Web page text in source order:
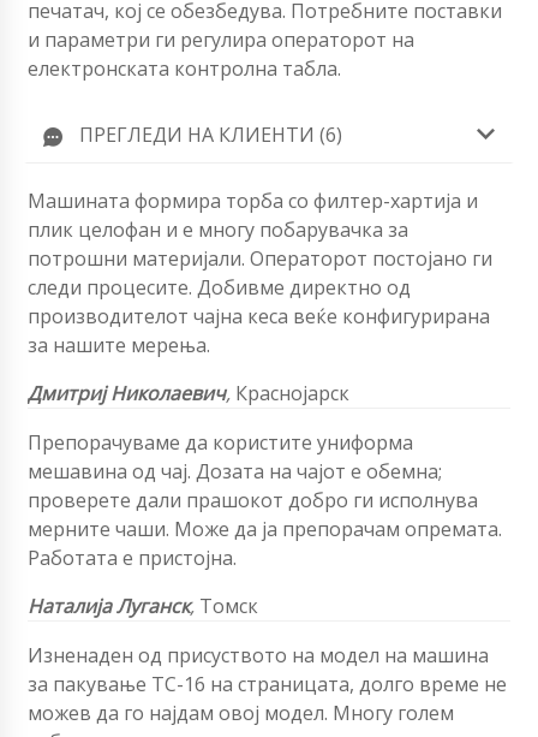
печатач, кој се обезбедува. Потребните поставки
и параметри ги регулира операторот на
електронската контролна табла.
ПРЕГЛЕДИ НА КЛИЕНТИ (6)
Машината формира торба со филтер-хартија и
плик целофан и е многу побарувачка за
потрошни материјали. Операторот постојано ги
следи процесите. Добивме директно од
производителот чајна кеса веќе конфигурирана
за нашите мерења.
Дмитриј Николаевич, Краснојарск
Препорачуваме да користите униформа
мешавина од чај. Дозата на чајот е обемна;
проверете дали прашокот добро ги исполнува
мерните чаши. Може да ја препорачам опремата.
Работата е пристојна.
Наталија Луганск, Томск
Изненаден од присуството на модел на машина
за пакување TC-16 на страницата, долго време не
можев да го најдам овој модел. Многу голем